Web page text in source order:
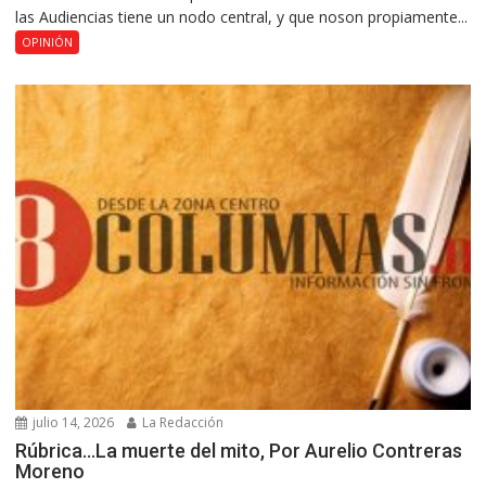
las Audiencias tiene un nodo central, y que noson propiamente...
OPINIÓN
julio 14, 2026 La Redacción
Rúbrica…La muerte del mito, Por Aurelio Contreras
Moreno